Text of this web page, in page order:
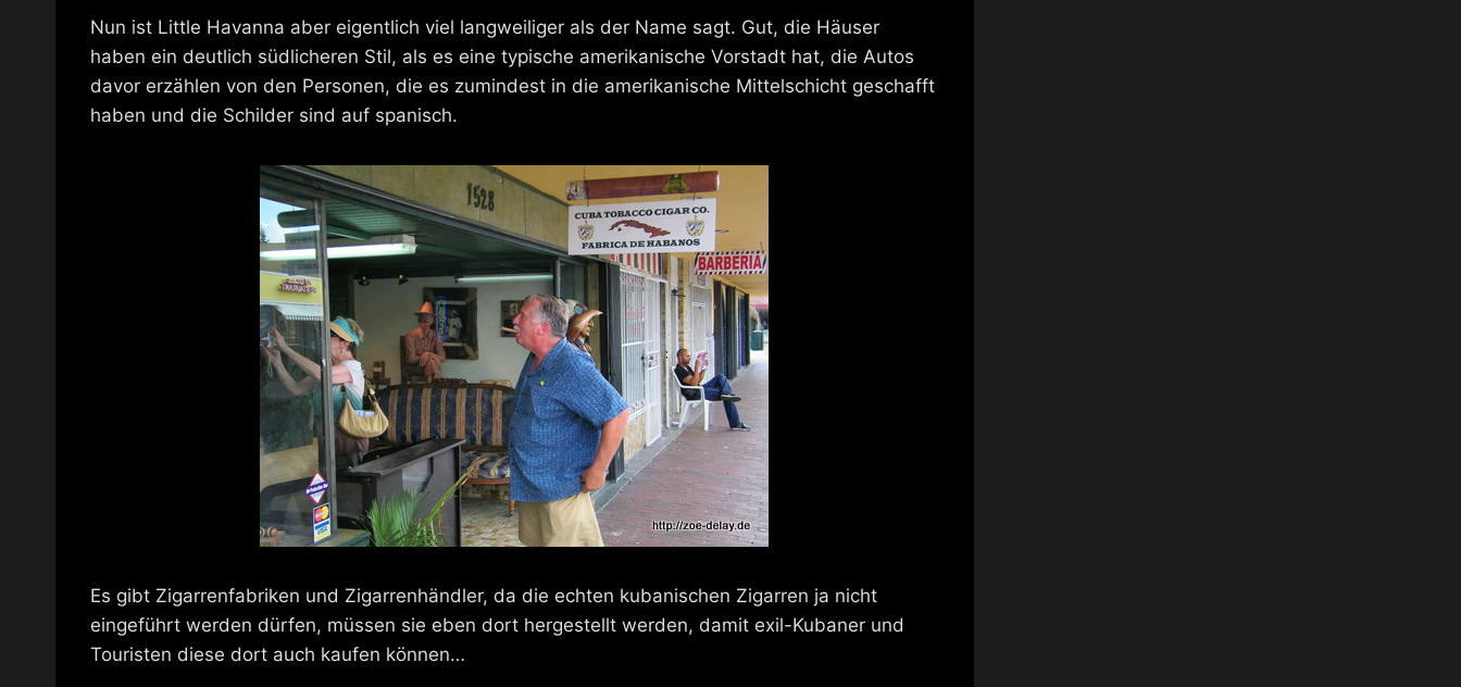
Nun ist Little Havanna aber eigentlich viel langweiliger als der Name sagt. Gut, die Häuser
haben ein deutlich südlicheren Stil, als es eine typische amerikanische Vorstadt hat, die Autos
davor erzählen von den Personen, die es zumindest in die amerikanische Mittelschicht geschafft
haben und die Schilder sind auf spanisch.
Es gibt Zigarrenfabriken und Zigarrenhändler, da die echten kubanischen Zigarren ja nicht
eingeführt werden dürfen, müssen sie eben dort hergestellt werden, damit exil-Kubaner und
Touristen diese dort auch kaufen können…